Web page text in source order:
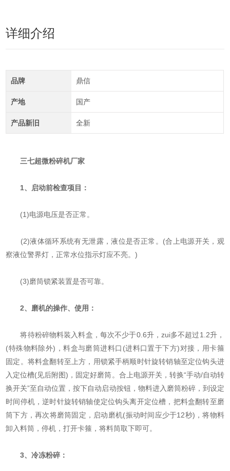
详细介绍
品牌 鼎信
产地 国产
产品新旧 全新
三七超微粉碎机厂家
1、 启动前检查项目：
(1)电源电压是否正常。
(2)液体循环系统有无泄露，液位是否正常。(合上电源开关，观
察液位警界灯，正常水位指示灯应不亮。)
(3)磨筒锁紧装置是否可靠。
2、磨机的操作、使用：
将待粉碎物料装入料盒，每次不少于0.6升，zui多不超过1.2升，
(特殊物料除外)，料盒与磨筒进料口(进料口置于下方)对接，用卡箍
固定。将料盒翻转至上方，用锁紧手柄顺时针旋转销轴至定位钩头进
入定位槽(见后附图)，固定好磨筒。合上电源开关，转换“手动/自动转
换开关”至自动位置，按下自动启动按钮，物料进入磨筒粉碎，到设定
时间停机，逆时针旋转销轴使定位钩头离开定位槽，把料盒翻转至磨
筒下方，再次将磨筒固定，启动磨机(振动时间应少于12秒)，将物料
卸入料筒，停机，打开卡箍，将料筒取下即可。
3、冷冻粉碎：